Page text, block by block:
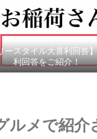
ースタイル大喜利回答
利回答をご紹介！
ルメで紹